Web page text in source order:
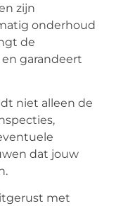
zijn
onderhoud
de
garandeert
niet alleen de
dat jouw
met